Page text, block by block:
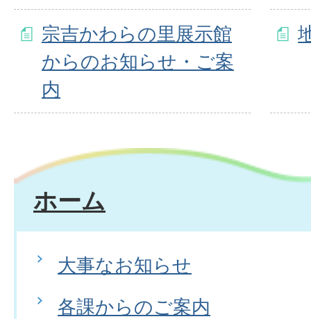
宗吉かわらの里展示館
からのお知らせ・ご案
内
ホーム
大事なお知らせ
各課からのご案内